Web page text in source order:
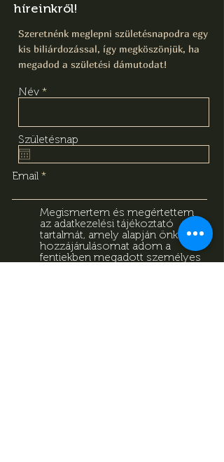
híreinkről!
Szeretnénk meglepni születésnapodra egy
kis biliárdozással, így megköszönjük, ha
megadod a születési dámutodat!
Név
Születésnap
Email
Megismertem és megértettem
az adatkezelési tájékoztató
tartalmát, amely alapján önkéntes
hozzájárulásomat adom a
fentiekben megadott személyes